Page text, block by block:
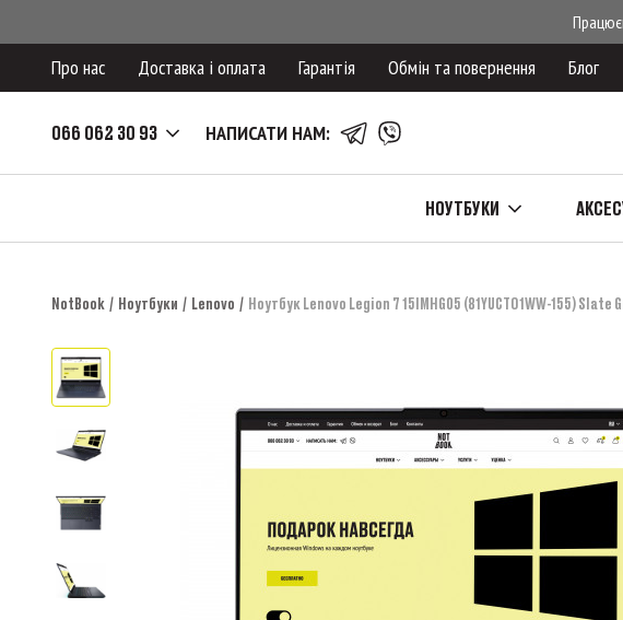
Про нас Доставка і оплата Гарантія Обмін та повернення Блог
066 062 30 93 НАПИСАТИ НАМ:
НОУТБУКИ
NotBook Ноутбуки Lenovo Ноутбук Lenovo Legion 7 15IMHG05 (81YUCTO1WW-155) Slate